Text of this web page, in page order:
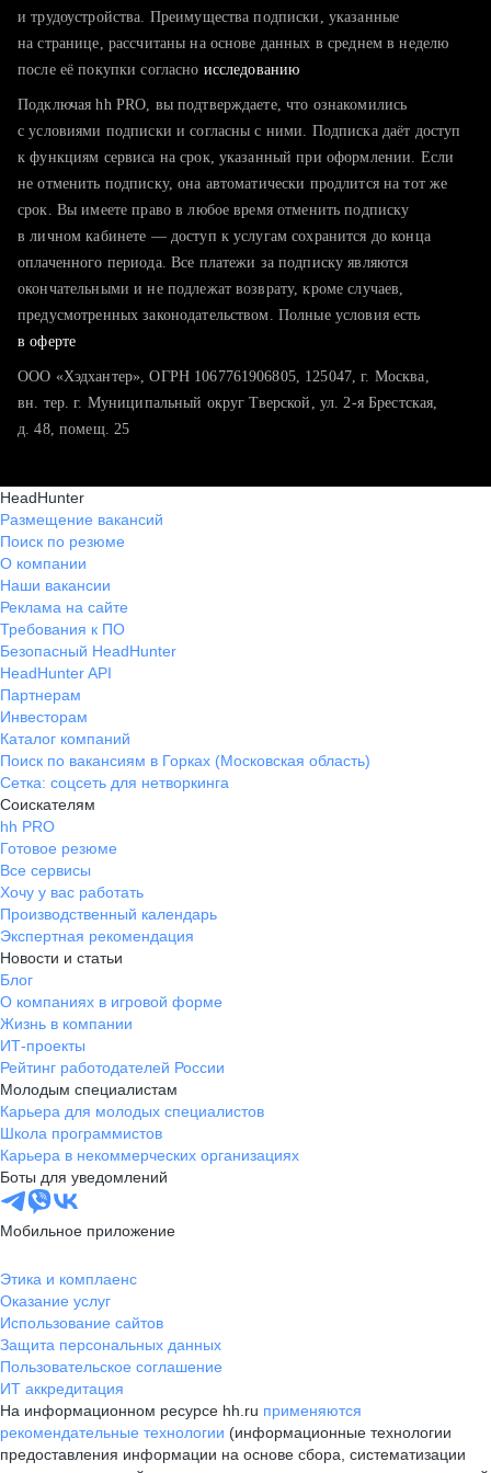
тратите много времени на поиск и вручную поднимаете
хотите сравнить себя с конкурентами и оценить шансы
и трудоустройства. Преимущества подписки, указанные
на странице, рассчитаны на основе данных в среднем в неделю
после её покупки согласно исследованию
Подключая hh PRO, вы подтверждаете, что ознакомились
с условиями подписки и согласны с ними. Подписка даёт доступ
к функциям сервиса на срок, указанный при оформлении. Если
не отменить подписку, она автоматически продлится на тот же
срок. Вы имеете право в любое время отменить подписку
в личном кабинете — доступ к услугам сохранится до конца
оплаченного периода. Все платежи за подписку являются
окончательными и не подлежат возврату, кроме случаев,
предусмотренных законодательством. Полные условия есть
в оферте
ООО «Хэдхантер», ОГРН 1067761906805, 125047, г. Москва,
вн. тер. г. Муниципальный округ Тверской, ул. 2-я Брестская,
д. 48, помещ. 25
HeadHunter
Размещение вакансий
Поиск по резюме
О компании
Наши вакансии
Реклама на сайте
Требования к ПО
Безопасный HeadHunter
HeadHunter API
Партнерам
Инвесторам
Каталог компаний
Поиск по вакансиям в Горках (Московская область)
Сетка: соцсеть для нетворкинга
Соискателям
hh PRO
Готовое резюме
Все сервисы
Хочу у вас работать
Производственный календарь
Экспертная рекомендация
Новости и статьи
Блог
О компаниях в игровой форме
Жизнь в компании
ИТ-проекты
Рейтинг работодателей России
Молодым специалистам
Карьера для молодых специалистов
Школа программистов
Карьера в некоммерческих организациях
Боты для уведомлений
Мобильное приложение
Этика и комплаенс
Оказание услуг
Использование сайтов
Защита персональных данных
Пользовательское соглашение
ИТ аккредитация
На информационном ресурсе hh.ru применяются
рекомендательные технологии (информационные технологии
предоставления информации на основе сбора, систематизации